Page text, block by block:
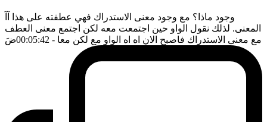
وجود ماذا؟ مع وجود معنى الاستدراك فهي عطفته على هذا آآ
المعنى. لذلك نقول الواو حين اجتمعت معه لكن اجتمع معنى العطف
مع معنى الاستدراك فاصبح الان اه اه الواو مع لكن معا - 00:05:42 ضَ